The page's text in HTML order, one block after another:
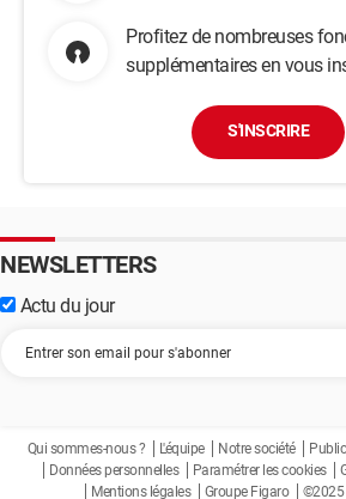
Profitez de nombreuses
supplémentaires en vous
S'INSCRIRE
NEWSLETTERS
Actu du jour
Qui sommes-nous ? L'équipe Notre société
Données personnelles
Paramétrer les cookies
Mentions légales
Groupe Figaro ©2025